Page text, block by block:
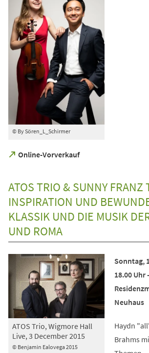
© By Sören_L_Schirmer
Online-Vorverkauf
(Öffnet
neuen
Tab)
ATOS TRIO & SUNNY FRANZ
INSPIRATION UND
KLASSIK UND DIE MUSIK
UND ROMA
© Benjamin Ealovega 2015
ATOS Trio, Wigmore Hall
Live, 3 December 2015
Sonntag,
18.00 Uhr
Neuhaus
Haydn
Brahms